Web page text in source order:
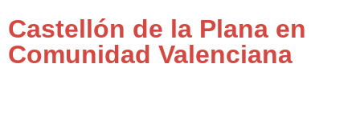
Castellón de la Plana en
Comunidad Valenciana